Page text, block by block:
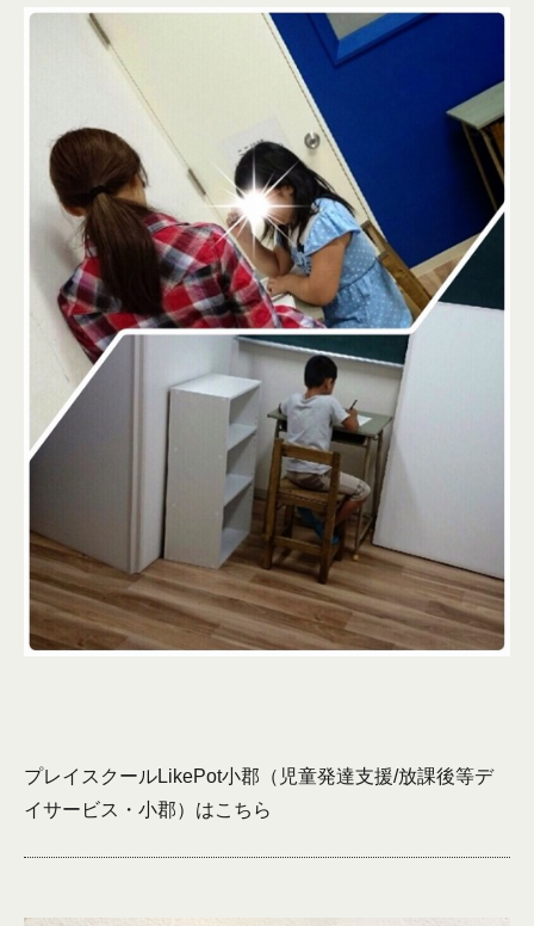
プレイスクールLikePot小郡（児童発達支援/放課後等デ
イサービス・小郡）はこちら